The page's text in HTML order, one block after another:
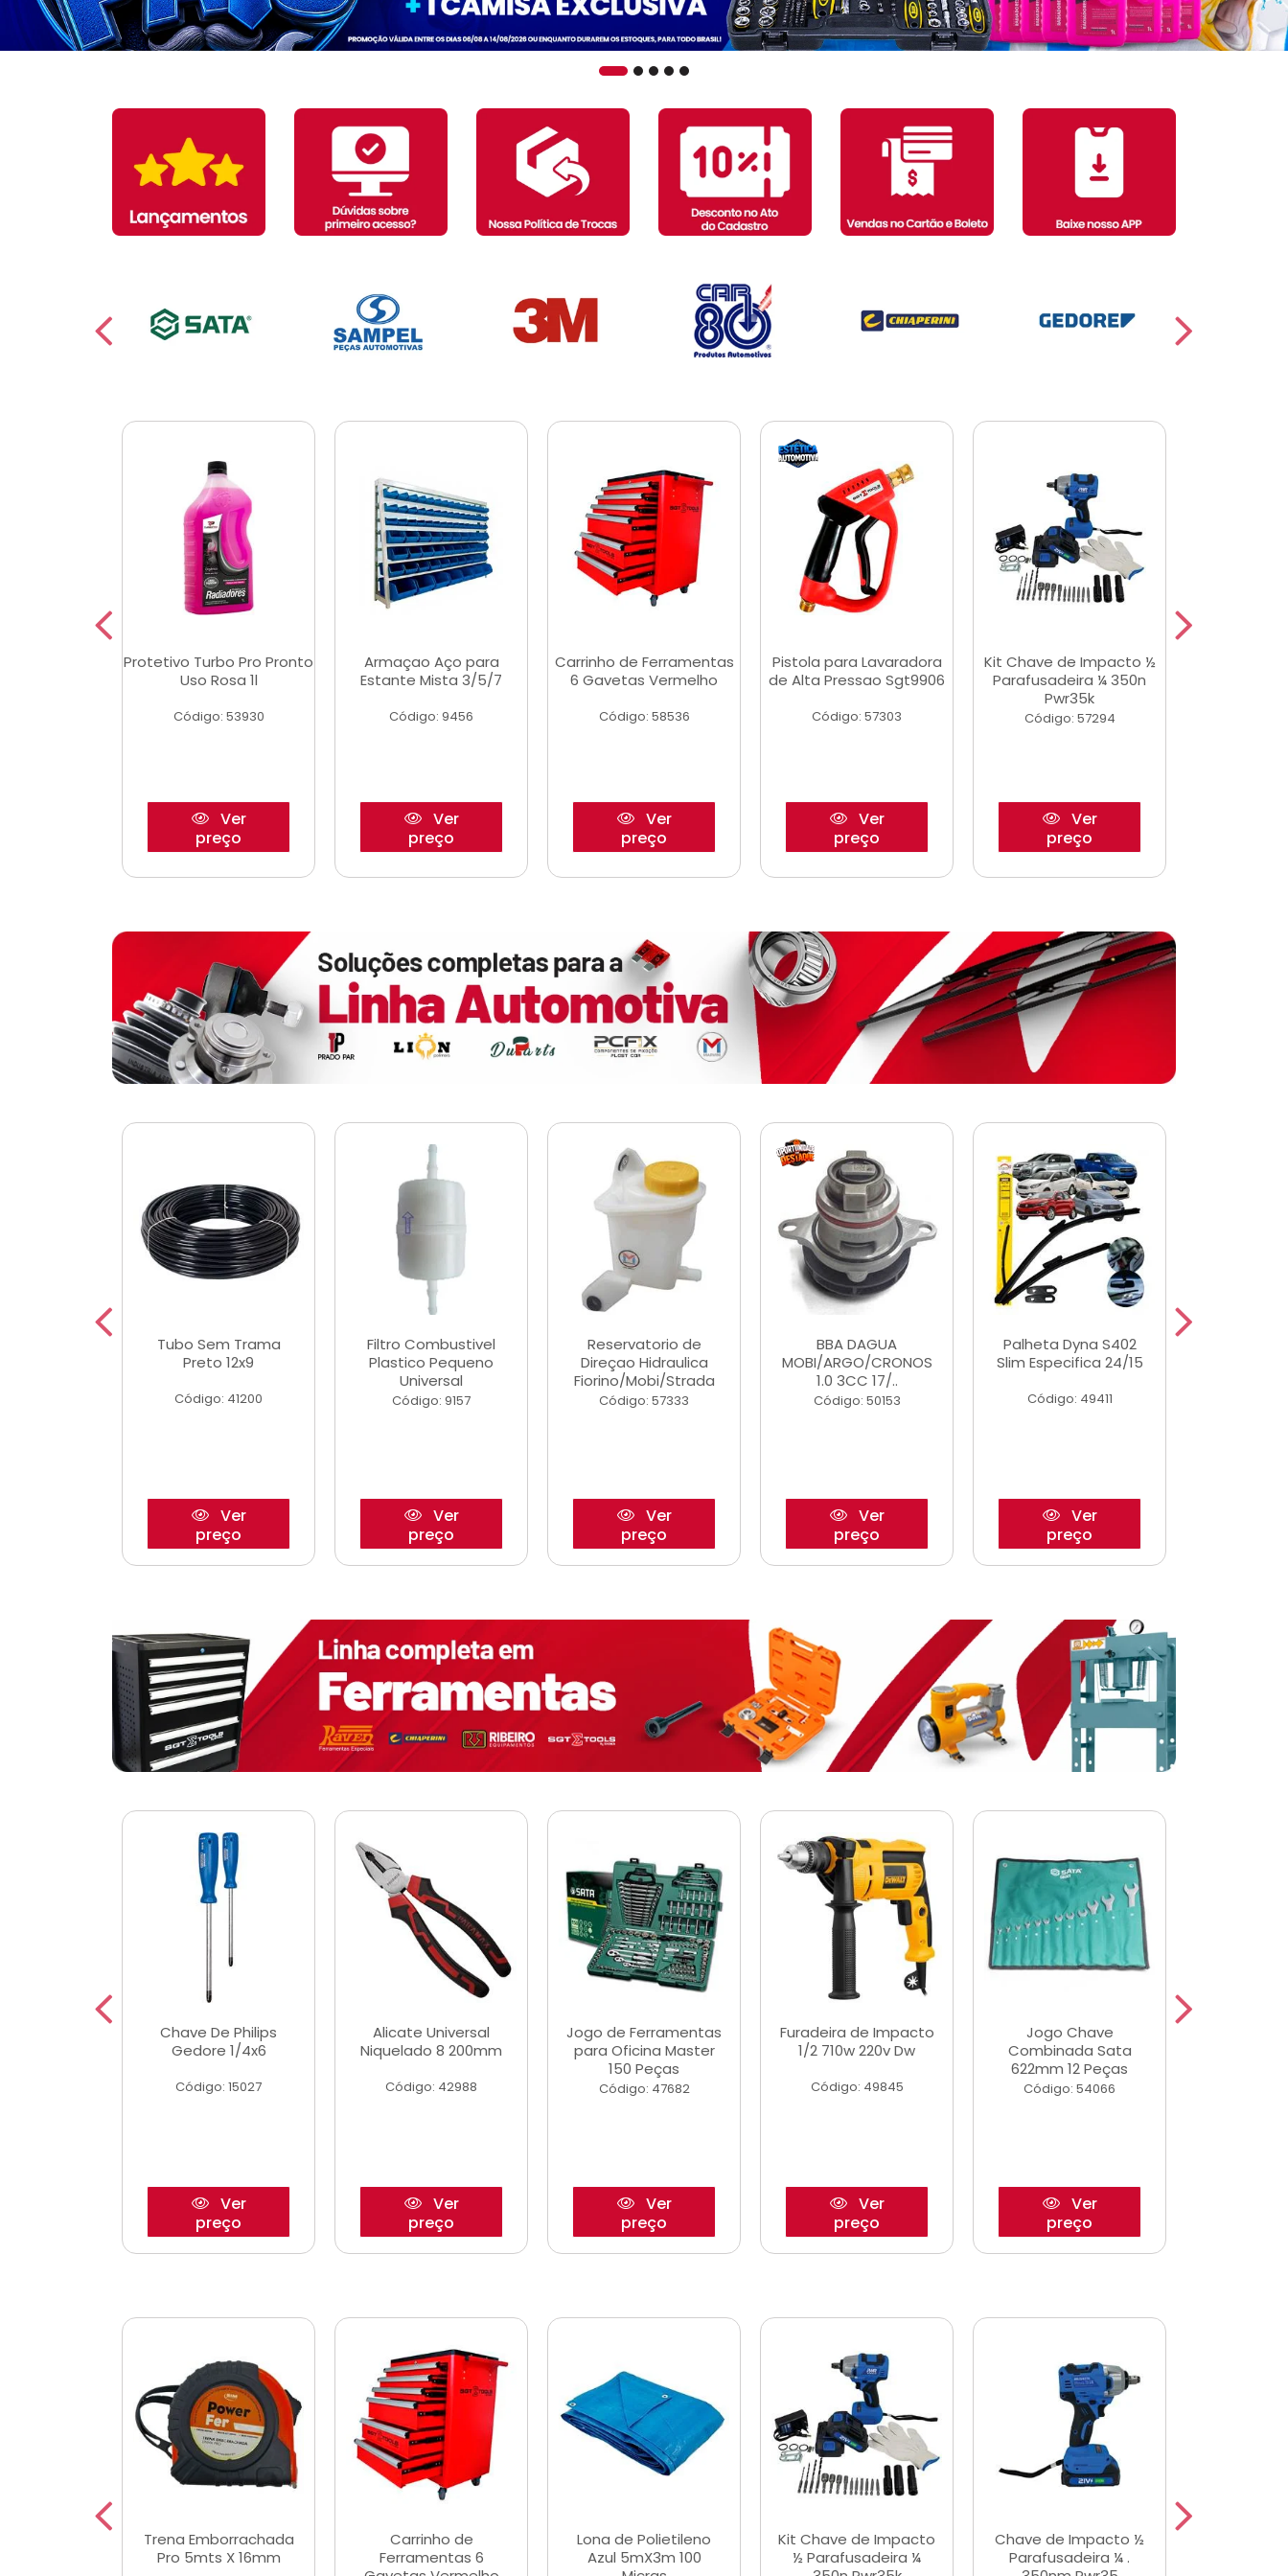
Protetivo Turbo Pro Pronto
Uso Rosa 1l
Código: 53930
Ver
preço
Armaçao Aço para
Estante Mista 3/5/7
Código: 9456
Ver
preço
Carrinho de Ferramentas
6 Gavetas Vermelho
Código: 58536
Ver
preço
Pistola para Lavaradora
de Alta Pressao Sgt9906
Código: 57303
Ver
preço
Kit Chave de Impacto ½
Parafusadeira ¼ 350n
Pwr35k
Código: 57294
Ver
preço
Tubo Sem Trama
Preto 12x9
Código: 41200
Ver
preço
Filtro Combustivel
Plastico Pequeno
Universal
Código: 9157
Ver
preço
Reservatorio de
Direçao Hidraulica
Fiorino/Mobi/Strada
Código: 57333
Ver
preço
BBA DAGUA
MOBI/ARGO/CRONOS
1.0 3CC 17/..
Código: 50153
Ver
preço
Palheta Dyna S402
Slim Especifica 24/15
Código: 49411
Ver
preço
Chave De Philips
Gedore 1/4x6
Código: 15027
Ver
preço
Alicate Universal
Niquelado 8 200mm
Código: 42988
Ver
preço
Jogo de Ferramentas
para Oficina Master
150 Peças
Código: 47682
Ver
preço
Furadeira de Impacto
1/2 710w 220v Dw
Código: 49845
Ver
preço
Jogo Chave
Combinada Sata
622mm 12 Peças
Código: 54066
Ver
preço
Trena Emborrachada
Pro 5mts X 16mm
Carrinho de
Ferramentas 6
Lona de Polietileno
Azul 5mX3m 100
Kit Chave de Impacto
½ Parafusadeira ¼
Chave de Impacto ½
Parafusadeira ¼ .